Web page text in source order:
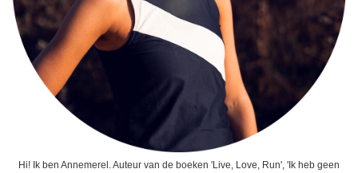
Hi! Ik ben Annemerel. Auteur van de boeken 'Live, Love, Run', 'Ik heb geen